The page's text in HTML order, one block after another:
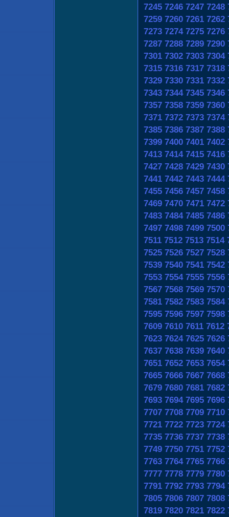
7245 7246 7247 7248
7259 7260 7261 7262
7273 7274 7275 7276
7287 7288 7289 7290
7301 7302 7303 7304
7315 7316 7317 7318
7329 7330 7331 7332
7343 7344 7345 7346
7357 7358 7359 7360
7371 7372 7373 7374
7385 7386 7387 7388
7399 7400 7401 7402
7413 7414 7415 7416
7427 7428 7429 7430
7441 7442 7443 7444
7455 7456 7457 7458
7469 7470 7471 7472
7483 7484 7485 7486
7497 7498 7499 7500
7511 7512 7513 7514
7525 7526 7527 7528
7539 7540 7541 7542
7553 7554 7555 7556
7567 7568 7569 7570
7581 7582 7583 7584
7595 7596 7597 7598
7609 7610 7611 7612
7623 7624 7625 7626
7637 7638 7639 7640
7651 7652 7653 7654
7665 7666 7667 7668
7679 7680 7681 7682
7693 7694 7695 7696
7707 7708 7709 7710
7721 7722 7723 7724
7735 7736 7737 7738
7749 7750 7751 7752
7763 7764 7765 7766
7777 7778 7779 7780
7791 7792 7793 7794
7805 7806 7807 7808
7819 7820 7821 7822